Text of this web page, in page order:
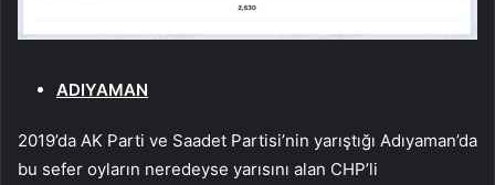
ADIYAMAN
2019’da AK Parti ve Saadet Partisi’nin yarıştığı Adıyaman’da
bu sefer oyların neredeyse yarısını alan CHP’li